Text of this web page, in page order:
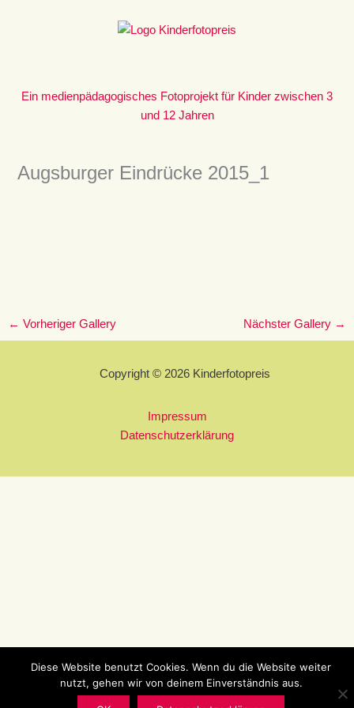
Ein medienpädagogisches Fotoprojekt für Kinder zwischen 3
und 12 Jahren
Augsburger Eindrücke 2015_1
← Vorheriger Gallery Nächster Gallery →
Copyright © 2026 Kinderfotopreis
Impressum
Datenschutzerklärung
Diese Website benutzt Cookies. Wenn du die Website weiter
nutzt, gehen wir von deinem Einverständnis aus.